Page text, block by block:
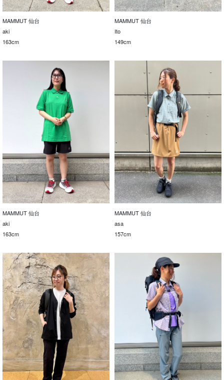
MAMMUT 仙台
aki
163cm
MAMMUT 仙台
Ito
149cm
MAMMUT 仙台
aki
163cm
MAMMUT 仙台
asa
157cm